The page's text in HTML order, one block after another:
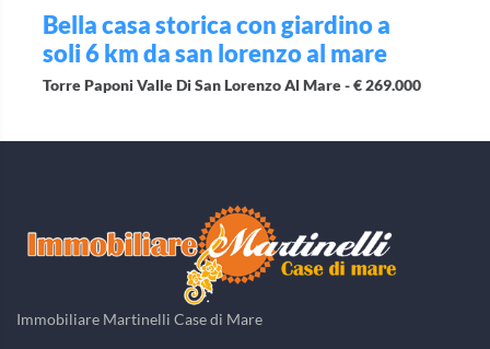
Bella casa storica con giardino a
soli 6 km da san lorenzo al mare
Torre Paponi Valle Di San Lorenzo Al Mare -€ 269.000
Immobiliare Martinelli Case di Mare